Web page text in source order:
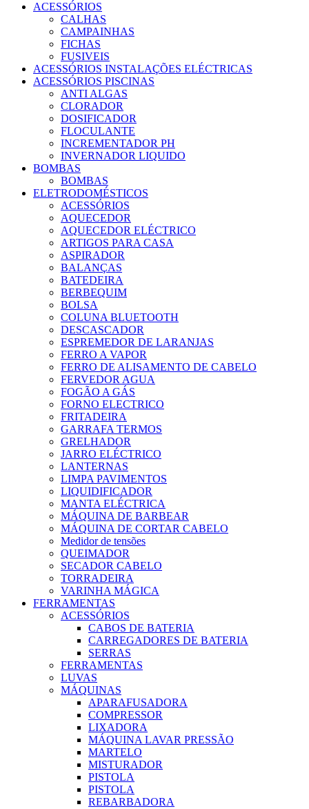
ACESSÓRIOS
CALHAS
CAMPAINHAS
FICHAS
FUSIVEIS
ACESSÓRIOS INSTALAÇÕES ELÉCTRICAS
ACESSÓRIOS PISCINAS
ANTI ALGAS
CLORADOR
DOSIFICADOR
FLOCULANTE
INCREMENTADOR PH
INVERNADOR LIQUIDO
BOMBAS
BOMBAS
ELETRODOMÉSTICOS
ACESSÓRIOS
AQUECEDOR
AQUECEDOR ELÉCTRICO
ARTIGOS PARA CASA
ASPIRADOR
BALANÇAS
BATEDEIRA
BERBEQUIM
BOLSA
COLUNA BLUETOOTH
DESCASCADOR
ESPREMEDOR DE LARANJAS
FERRO A VAPOR
FERRO DE ALISAMENTO DE CABELO
FERVEDOR AGUA
FOGÃO A GÁS
FORNO ELECTRICO
FRITADEIRA
GARRAFA TERMOS
GRELHADOR
JARRO ELÉCTRICO
LANTERNAS
LIMPA PAVIMENTOS
LIQUIDIFICADOR
MANTA ELÉCTRICA
MÁQUINA DE BARBEAR
MÁQUINA DE CORTAR CABELO
Medidor de tensões
QUEIMADOR
SECADOR CABELO
TORRADEIRA
VARINHA MÁGICA
FERRAMENTAS
ACESSÓRIOS
CABOS DE BATERIA
CARREGADORES DE BATERIA
SERRAS
FERRAMENTAS
LUVAS
MÁQUINAS
APARAFUSADORA
COMPRESSOR
LIXADORA
MÁQUINA LAVAR PRESSÃO
MARTELO
MISTURADOR
PISTOLA
PISTOLA
REBARBADORA